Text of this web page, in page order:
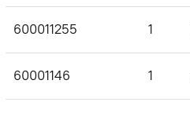
600011255 1
60001146 1